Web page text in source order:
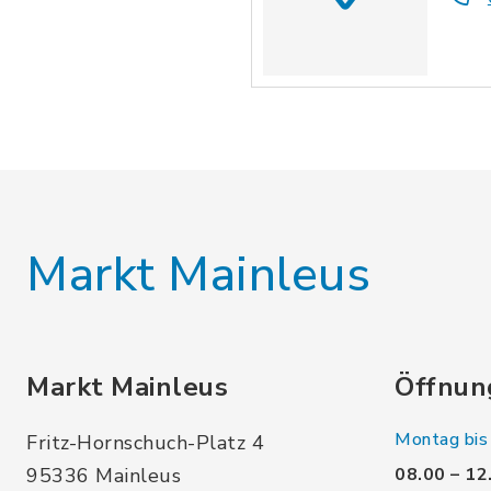
Markt Mainleus
Markt Mainleus
Fritz-Hornschuch-Platz 4
95336 Mainleus
Montag
08.00 –